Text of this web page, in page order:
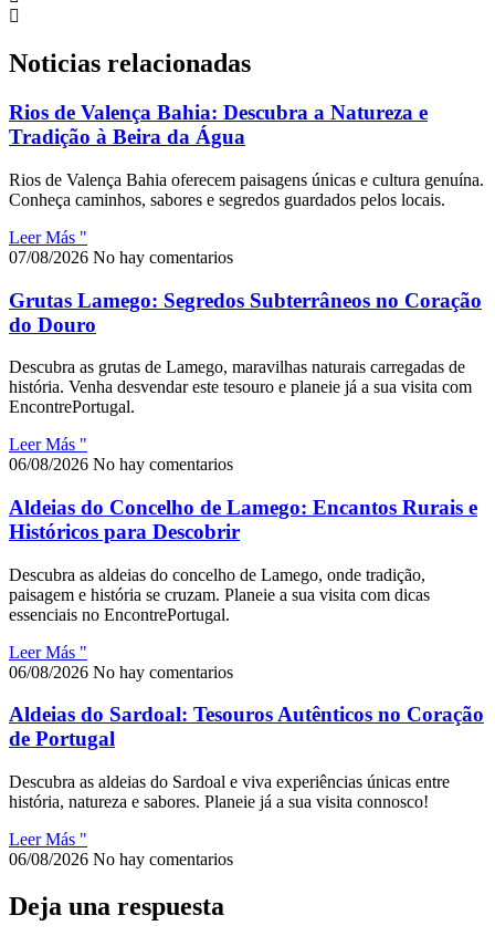
Noticias relacionadas
Rios de Valença Bahia: Descubra a Natureza e
Tradição à Beira da Água
Rios de Valença Bahia oferecem paisagens únicas e cultura genuína.
Conheça caminhos, sabores e segredos guardados pelos locais.
Leer Más "
07/08/2026 No hay comentarios
Grutas Lamego: Segredos Subterrâneos no Coração
do Douro
Descubra as grutas de Lamego, maravilhas naturais carregadas de
história. Venha desvendar este tesouro e planeie já a sua visita com
EncontrePortugal.
Leer Más "
06/08/2026 No hay comentarios
Aldeias do Concelho de Lamego: Encantos Rurais e
Históricos para Descobrir
Descubra as aldeias do concelho de Lamego, onde tradição,
paisagem e história se cruzam. Planeie a sua visita com dicas
essenciais no EncontrePortugal.
Leer Más "
06/08/2026 No hay comentarios
Aldeias do Sardoal: Tesouros Autênticos no Coração
de Portugal
Descubra as aldeias do Sardoal e viva experiências únicas entre
história, natureza e sabores. Planeie já a sua visita connosco!
Leer Más "
06/08/2026 No hay comentarios
Deja una respuesta